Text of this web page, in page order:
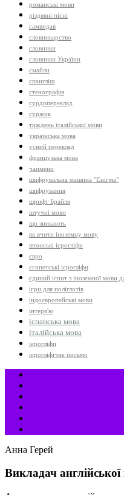
романські мови
різдвяні пісні
самвидав
словникарство
словники
словники України
смайли
спангліш
стенографія
сурдопереклад
суржик
тиждень італійської мови
українська мова
усний переклад
французька мова
чапмени
шифрувальна машина "Енігма"
шифрування
шрифт Брайля
штучні мови
що зникають
як вчити іноземну мову
японські ієрогліфи
євро
єгипетські ієрогліфи
єдиний іспит з іноземної мови
ігри для поліглотів
індоєвропейські мови
інтерв'ю
іспанська мова
італійська мова
ієрогліфи
ієрогліфічне письмо
Анна Герей
Викладач